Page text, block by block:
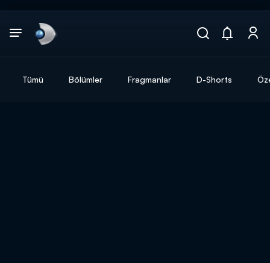
Tümü Bölümler Fragmanlar D-Shorts